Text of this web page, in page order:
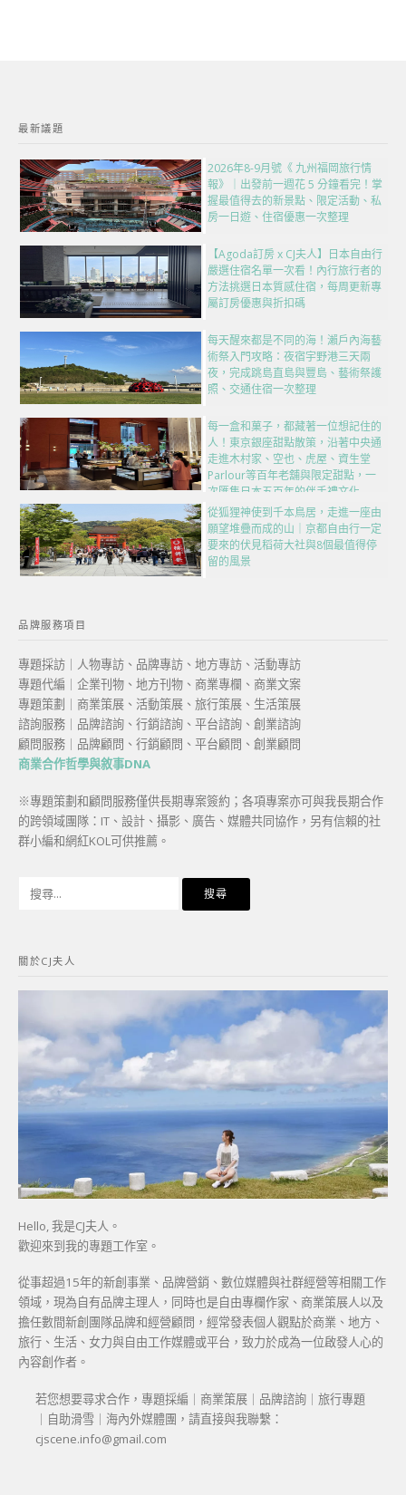
最新議題
2026年8-9月號《 九州福岡旅行情
報》｜出發前一週花 5 分鐘看完！掌
握最值得去的新景點、限定活動、私
房一日遊、住宿優惠一次整理
【Agoda訂房 x CJ夫人】日本自由行
嚴選住宿名單一次看！內行旅行者的
方法挑選日本質感住宿，每周更新專
屬訂房優惠與折扣碼
每天醒來都是不同的海！瀨戶內海藝
術祭入門攻略：夜宿宇野港三天兩
夜，完成跳島直島與豐島、藝術祭護
照、交通住宿一次整理
每一盒和菓子，都藏著一位想記住的
人！東京銀座甜點散策，沿著中央通
走進木村家、空也、虎屋、資生堂
Parlour等百年老舖與限定甜點，一
次匯集日本五百年的伴手禮文化
從狐狸神使到千本鳥居，走進一座由
願望堆疊而成的山｜京都自由行一定
要來的伏見稻荷大社與8個最值得停
留的風景
品牌服務項目
專題採訪｜人物專訪、品牌專訪、地方專訪、活動專訪
專題代編｜企業刊物、地方刊物、商業專欄、商業文案
專題策劃｜商業策展、活動策展、旅行策展、生活策展
諮詢服務｜品牌諮詢、行銷諮詢、平台諮詢、創業諮詢
顧問服務｜品牌顧問、行銷顧問、平台顧問、創業顧問
商業合作哲學與敘事DNA
※專題策劃和顧問服務僅供長期專案簽約；各項專案亦可與我長期合作
的跨領域團隊：IT、設計、攝影、廣告、媒體共同協作，另有信賴的社
群小編和網紅KOL可供推薦。
字:
關於CJ夫人
Hello, 我是CJ夫人。
歡迎來到我的專題工作室。
從事超過15年的新創事業、品牌營銷、數位媒體與社群經營等相關工作
領域，現為自有品牌主理人，同時也是自由專欄作家、商業策展人以及
擔任數間新創團隊品牌和經營顧問，經常發表個人觀點於商業、地方、
旅行、生活、女力與自由工作媒體或平台，致力於成為一位啟發人心的
內容創作者。
若您想要尋求合作，專題採編｜商業策展｜品牌諮詢｜旅行專題
｜自助滑雪｜海內外媒體團，請直接與我聯繫：
cjscene.info@gmail.com